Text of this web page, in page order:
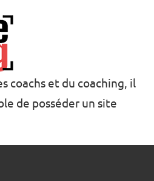
coachs et du coaching, il
de posséder un site